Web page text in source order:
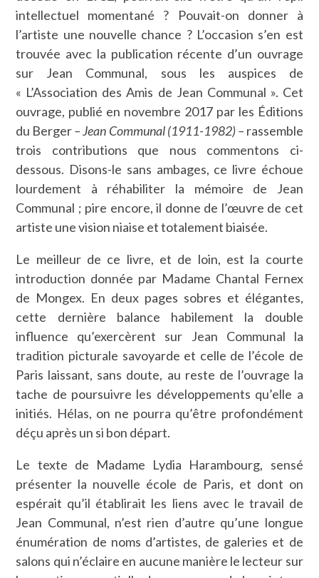
intellectuel momentané ? Pouvait-on donner à
l’artiste une nouvelle chance ? L’occasion s’en est
trouvée avec la publication récente d’un ouvrage
sur Jean Communal, sous les auspices de
« L’Association des Amis de Jean Communal ». Cet
ouvrage, publié en novembre 2017 par les Éditions
du Berger– Jean Communal (1911-1982) – rassemble
trois contributions que nous commentons ci-
dessous. Disons-le sans ambages, ce livre échoue
lourdement à réhabiliter la mémoire de Jean
Communal ; pire encore, il donne de l’œuvre de cet
artiste une vision niaise et totalement biaisée.
Le meilleur de ce livre, et de loin, est la courte
introduction donnée par Madame Chantal Fernex
de Mongex. En deux pages sobres et élégantes,
cette dernière balance habilement la double
influence qu’exercèrent sur Jean Communal la
tradition picturale savoyarde et celle de l’école de
Paris laissant, sans doute, au reste de l’ouvrage la
tache de poursuivre les développements qu’elle a
initiés. Hélas, on ne pourra qu’être profondément
déçu après un si bon départ.
Le texte de Madame Lydia Harambourg, sensé
présenter la nouvelle école de Paris, et dont on
espérait qu’il établirait les liens avec le travail de
Jean Communal, n’est rien d’autre qu’une longue
énumération de noms d’artistes, de galeries et de
salons qui n’éclaire en aucune manière le lecteur sur